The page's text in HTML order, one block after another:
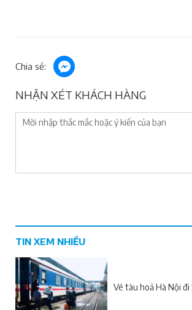
Chia sẻ:
NHẬN XÉT KHÁCH HÀNG
TIN XEM NHIỀU
Vé tàu hoả Hà Nội đi